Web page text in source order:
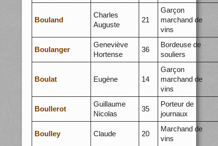
Bouland
Charles
Auguste
21
Garçon
marchand de
vins
Boulanger
Geneviève
Hortense
36
Bordeuse de
souliers
Boulat Eugène 14
Garçon
marchand de
vins
Boullerot
Guillaume
Nicolas
35
Porteur de
journaux
Boulley Claude 20
Marchand de
vins